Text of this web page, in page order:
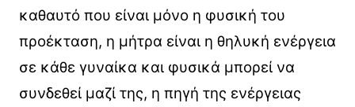
καθαυτό που είναι μόνο η φυσική του
προέκταση, η μήτρα είναι η θηλυκή ενέργεια
σε κάθε γυναίκα και φυσικά μπορεί να
συνδεθεί μαζί της, η πηγή της ενέργειας